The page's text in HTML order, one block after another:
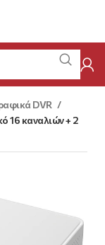
DVR
16 καναλιών + 2